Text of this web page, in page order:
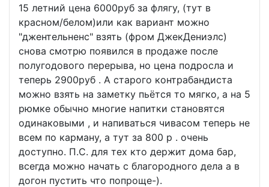
15 летний цена 6000руб за флягу, (тут в
красном/белом)или как вариант можно
"джентельненс" взять (фром ДжекДениэлс)
снова смотрю появился в продаже после
полугодового перерыва, но цена подросла и
теперь 2900руб . А старого контрабандиста
можно взять на заметку пьётся то мягко, а на 5
рюмке обычно многие напитки становятся
одинаковыми , и напиваться чивасом теперь не
всем по карману, а тут за 800 р . очень
доступно. П.С. для тех кто держит дома бар,
всегда можно начать с благородного дела а в
догон пустить что попроще-).